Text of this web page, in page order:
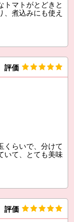
トマトがとどきと
、煮込みにも使え
評価
くらいで、分けて
いて、とても美味
評価